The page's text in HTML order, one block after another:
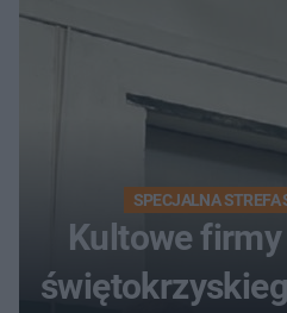
SPECJALNA STREFA
Kultowe